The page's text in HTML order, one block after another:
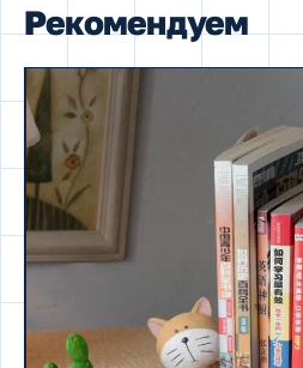
Рекомендуем